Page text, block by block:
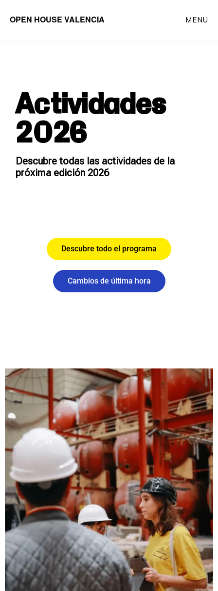
OPEN HOUSE VALENCIA MENU
Actividades
2026
Descubre todas las actividades de la
próxima edición 2026
Descubre todo el programa
Cambios de última hora